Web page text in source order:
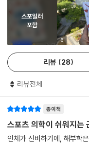
며, 실제 생활과 연결되는 실
해부학 일러스트는 근육의
하게 시각화해서 보여준다.
육이 자연스럽게 머릿속에
츠의학, 재활, 해부학 분야
지 모두에게 효과적이면서도
[먼저 읽어본 해외 독자들의
이 책은 일러스트와 만화, 그
게 알려줍니다. 책을 좀 더 일
다. - Italixxx
스포일러
포함
6
리뷰 28
리뷰전체
종이책
스포츠 의학이 쉬워지는
인체가 신비하기에, 해부학